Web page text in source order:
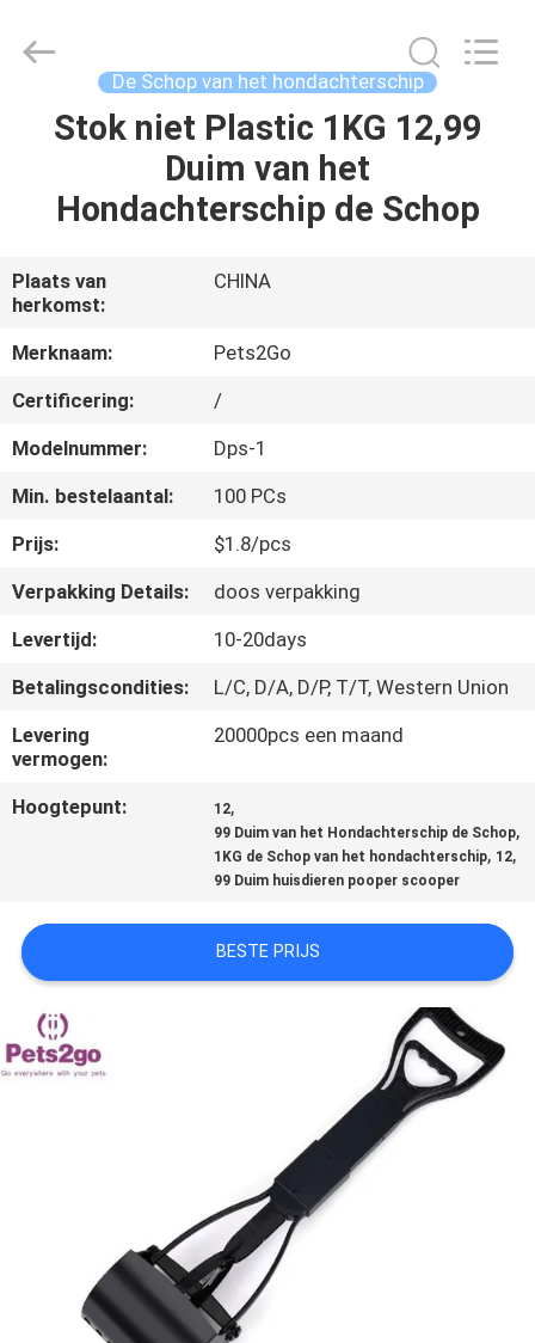
HUIS
PRODUCTEN
ONGEVEER
ONS
FABRIEKSREIS
ONS
VERZOEK
OM
EEN
CITAAT
PRIVACY
POLICY
Co.Ltd.
De Schop van het hondachterschip
Stok niet Plastic 1KG 12,99
Duim van het
Hondachterschip de Schop
Plaats van
herkomst:
CHINA
Merknaam:
Pets2Go
Certificering:
/
Modelnummer:
Dps-1
Min. bestelaantal:
100 PCs
Prijs:
$1.8/pcs
Verpakking Details:
doos verpakking
Levertijd:
10-20days
Betalingscondities:
L/C, D/A, D/P, T/T, Western Union
Levering
vermogen:
20000pcs een maand
Hoogtepunt: 12,
99 Duim van het Hondachterschip de Schop,
1KG de Schop van het hondachterschip, 12,
99 Duim huisdieren pooper scooper
BESTE PRIJS